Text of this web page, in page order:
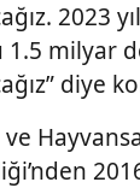
2023
milyar
diye